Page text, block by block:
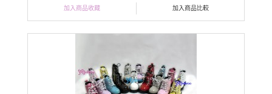
加入商品收藏 加入商品比較